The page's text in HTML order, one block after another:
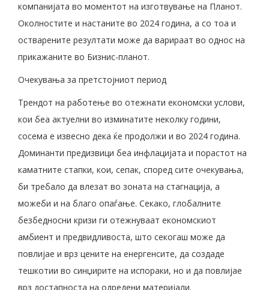
компанијата во моментот на изготвување на Планот.
Околностите и настаните во 2024 година, а со тоа и
остварените резултати може да варираат во однос на
прикажаните во Бизнис-планот.
Очекувања за претстојниот период
Трендот на работење во отежнати економски услови,
кои беа актуелни во изминатите неколку години,
сосема е извесно дека ќе продолжи и во 2024 година.
Доминанти предизвици беа инфлацијата и порастот на
каматните стапки, кои, сепак, според сите очекувања,
би требало да влезат во зоната на стагнација, а
можеби и на благо опаѓање. Секако, глобалните
безбедносни кризи ги отежнуваат економскиот
амбиент и предвидливоста, што секогаш може да
повлијае и врз цените на енергенсите, да создаде
тешкотии во синџирите на испораки, но и да повлијае
врз достапноста на одредени материјали.